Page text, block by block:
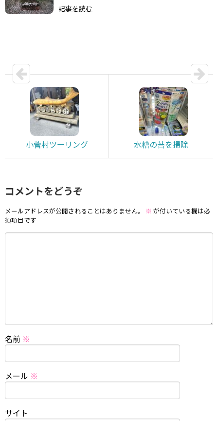
記事を読む
小菅村ツーリング 水槽の苔を掃除
コメントをどうぞ
メールアドレスが公開されることはありません。 ※ が付いている欄は必
須項目です
名前 ※
メール ※
サイト